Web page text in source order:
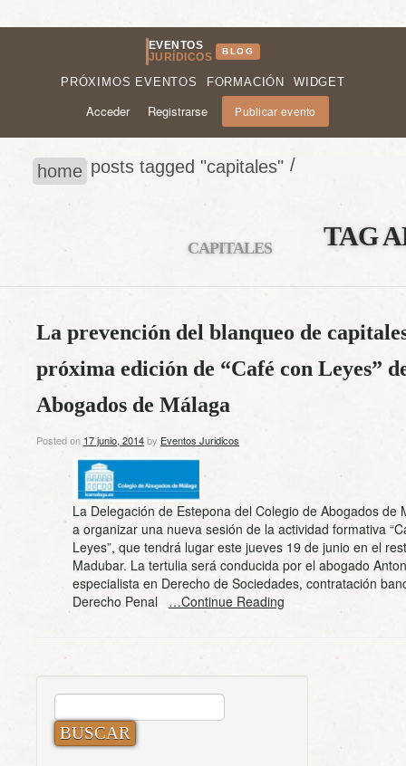
EVENTOS
JURÍDICOS
BLOG
PRÓXIMOS EVENTOS FORMACIÓN WIDGET
Acceder Registrarse Publicar evento
home /
posts tagged "capitales"
TAG
CAPITALES
La prevención del blanqueo de
próxima edición de “Café con Leyes”
Abogados de Málaga
Posted on 17 junio, 2014by Eventos Juridicos
La Delegación de Estepona del Colegio de Abogados de
a organizar una nueva sesión de la actividad formativa
Leyes”, que tendrá lugar este jueves 19 de junio en el
Madubar. La tertulia será conducida por el abogado
especialista en Derecho de Sociedades, contratación
Derecho Penal …Continue Reading
BUSCAR: